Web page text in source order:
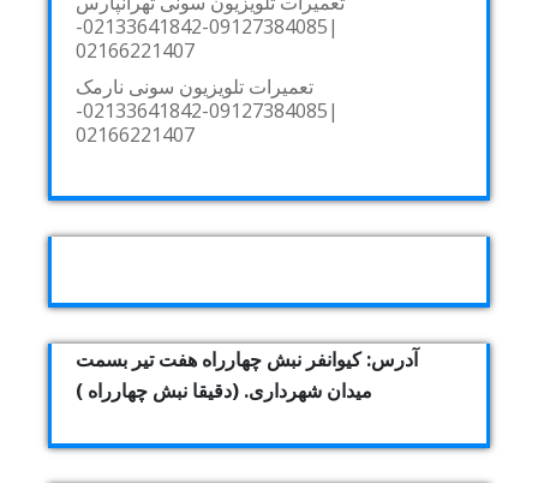
|09127384085-02133641842-
02166221407
تعمیرات تلویزیون سونی نارمک
|09127384085-02133641842-
02166221407
آدرس: کیوانفر نبش چهارراه هفت تیر بسمت
میدان شهرداری. (دقیقا نبش چهارراه )